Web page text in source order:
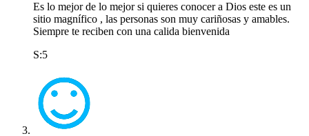
Es lo mejor de lo mejor si quieres conocer a Dios este es un
sitio magnífico , las personas son muy cariñosas y amables.
Siempre te reciben con una calida bienvenida
S:5